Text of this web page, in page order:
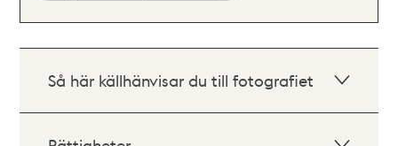
Så här källhänvisar du till fotografiet